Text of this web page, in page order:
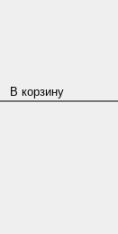
В корзину